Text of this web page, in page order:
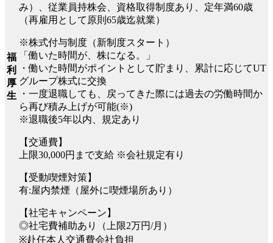
福
利
厚
生
み）、従業員持株会、資格取得制度あり、定年満60歳
（再雇用として原則65歳迄就業）
※株式付与制度（新制度スタート）
「働いた時間が、株になる。」
・働いた時間がポイントとして貯まり、累計に応じてUT
グループ株式に交換
・一度退職しても、戻ってきた際には過去の労働時間か
ら再び積み上げが可能(※)
※退職後5年以内、規定あり
【交通費】
上限30,000円まで支給 ※会社規定有り
【受動喫煙対策】
有:屋内禁煙（屋外に喫煙場所あり）
【社宅キャンペーン】
◎社宅費補助あり（上限2万円/月）
※赴任本人交通費会社負担